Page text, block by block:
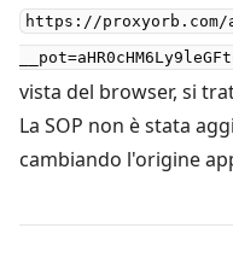
https://proxyorb.com/
vista del browser, si
La SOP non è stata
cambiando l'origine